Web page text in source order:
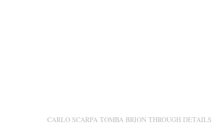
CARLO SCARPA TOMBA BRION THROUGH DETAILS